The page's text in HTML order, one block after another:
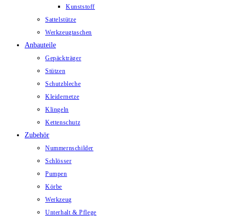
Kunststoff
Sattelstütze
Werkzeugtaschen
Anbauteile
Gepäckträger
Stützen
Schutzbleche
Kleidernetze
Klingeln
Kettenschutz
Zubehör
Nummernschilder
Schlösser
Pumpen
Körbe
Werkzeug
Unterhalt & Pflege